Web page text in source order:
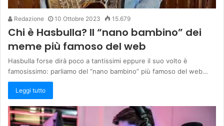
Redazione 10 Ottobre 2023 15.679
Chi è Hasbulla? Il “nano bambino” dei
meme più famoso del web
Hasbulla forse dirà poco a tantissimi eppure il suo volto è
famosissimo: parliamo del “nano bambino” più famoso del web…
Leggi tutto